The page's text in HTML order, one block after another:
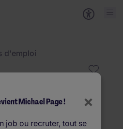
d'emploi
Fraiseur
×
Michael Page !
job ou recruter, tout se